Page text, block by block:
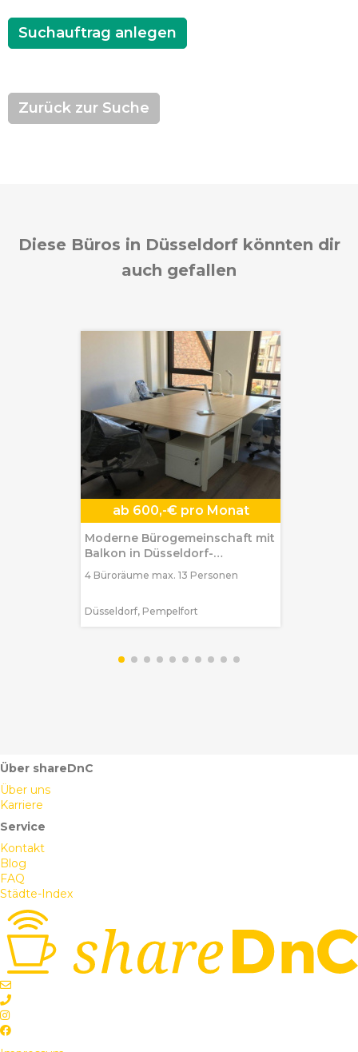
Suchauftrag anlegen
Zurück zur Suche
Diese Büros in Düsseldorf könnten dir
auch gefallen
ab 600,-€ pro Monat
Moderne Bürogemeinschaft mit
Balkon in Düsseldorf-
Pempelfort
4 Büroräume max. 13 Personen
Düsseldorf, Pempelfort
Über shareDnC
Über uns
Karriere
Service
Kontakt
Blog
FAQ
Städte-Index